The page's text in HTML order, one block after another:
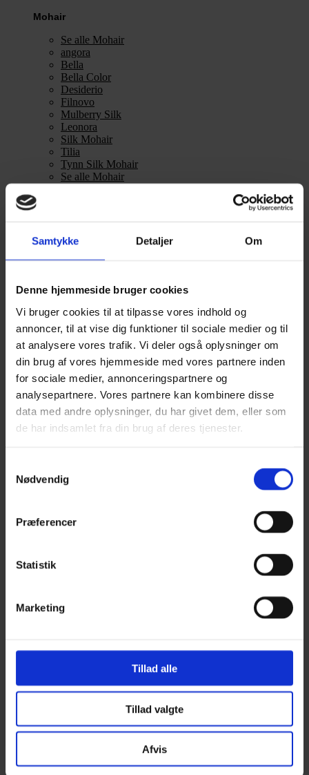
Samtykke Detaljer Om
Denne hjemmeside bruger cookies
Vi bruger cookies til at tilpasse vores indhold og
annoncer, til at vise dig funktioner til sociale medier og til
at analysere vores trafik. Vi deler også oplysninger om
din brug af vores hjemmeside med vores partnere inden
for sociale medier, annonceringspartnere og
analysepartnere. Vores partnere kan kombinere disse
data med andre oplysninger, du har givet dem, eller som
de har indsamlet fra din brug af deres tjenester.
Nødvendig
Præferencer
Statistik
Marketing
Tillad alle
Tillad valgte
Afvis
Mohair
Se alle Mohair
angora
Bella
Bella Color
Desiderio
Filnovo
Mulberry Silk
Leonora
Silk Mohair
Tilia
Tynn Silk Mohair
Se alle Mohair
Filnovo
Leonora
Tilia
Se alle Alpaka
Alice
Alpaca 1
Alpaca 2
Alpaca 3
Alpakka Følgetråd
Alpakka Silke
Alpakka Ull
Bouclé
Eco Baby
Parigi
Zucchero Filato
Se alle Alpaka
Alpaca 2
Alpakka Silke